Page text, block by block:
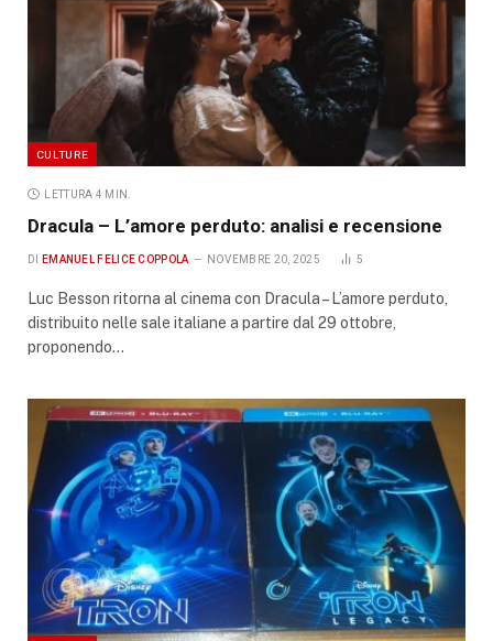
CULTURE
LETTURA 4 MIN.
Dracula – L’amore perduto: analisi e recensione
DI EMANUEL FELICE COPPOLA NOVEMBRE 20, 2025 5
Luc Besson ritorna al cinema con Dracula – L’amore perduto,
distribuito nelle sale italiane a partire dal 29 ottobre,
proponendo…